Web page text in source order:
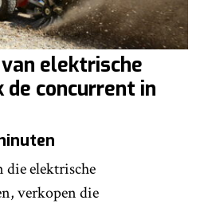
elektrische
concurrent in
die elektrische
verkopen die